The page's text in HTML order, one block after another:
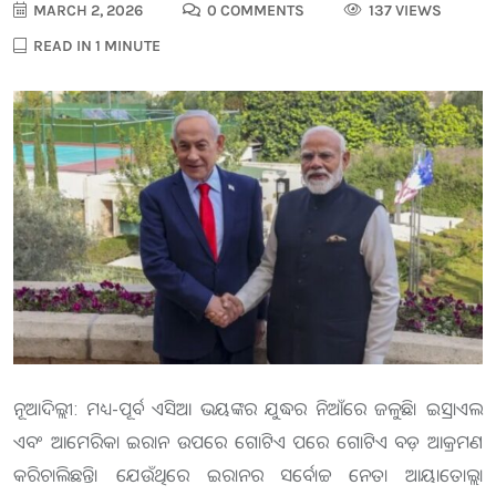
MARCH 2, 2026 0 COMMENTS
137 VIEWS
READ IN 1 MINUTE
ନୂଆଦିଲ୍ଲୀ: ମଧ୍ୟ-ପୂର୍ବ ଏସିଆ ଭୟଙ୍କର ଯୁଦ୍ଧର ନିଆଁରେ ଜଳୁଛି। ଇସ୍ରାଏଲ
ଏବଂ ଆମେରିକା ଇରାନ ଉପରେ ଗୋଟିଏ ପରେ ଗୋଟିଏ ବଡ଼ ଆକ୍ରମଣ
କରିଚାଲିଛନ୍ତି। ଯେଉଁଥିରେ ଇରାନର ସର୍ବୋଚ୍ଚ ନେତା ଆୟାତୋଲ୍ଲା